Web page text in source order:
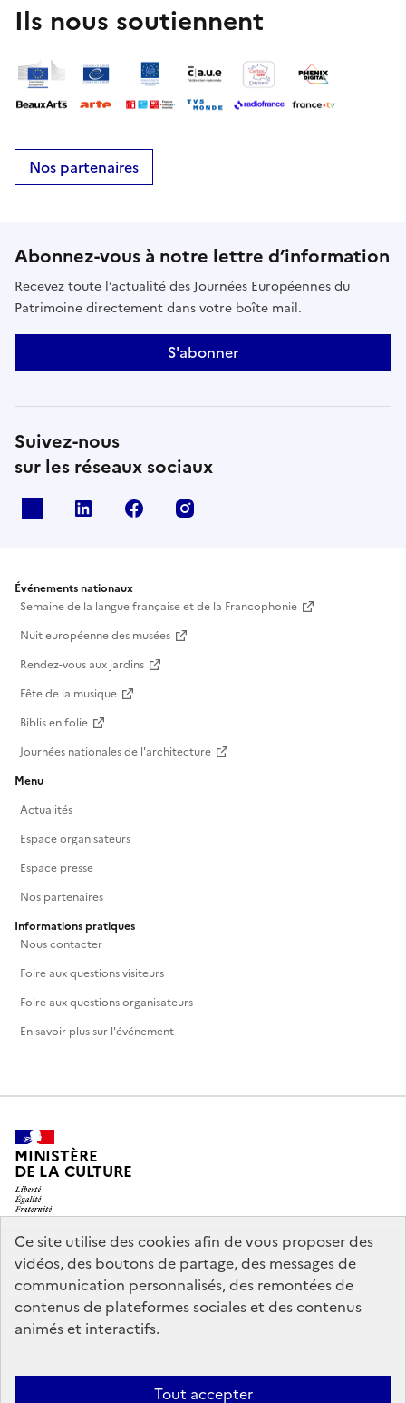
Ce site utilise des cookies afin de vous proposer des
vidéos, des boutons de partage, des messages de
communication personnalisés, des remontées de
contenus de plateformes sociales et des contenus
animés et interactifs.
Tout accepter
Ils nous soutiennent
Nos partenaires
Abonnez-vous à notre lettre d’information
Recevez toute l’actualité des Journées Européennes du
Patrimoine directement dans votre boîte mail.
S'abonner
Suivez-nous
sur les réseaux sociaux
Linkedin Facebook
Événements nationaux
Semaine de la langue française et de la Francophonie
Nuit européenne des musées
Rendez-vous aux jardins
Fête de la musique
Biblis en folie
Journées nationales de l'architecture
Menu
Actualités
Espace organisateurs
Espace presse
Nos partenaires
Informations pratiques
Nous contacter
Foire aux questions visiteurs
Foire aux questions organisateurs
En savoir plus sur l'événement
MINISTÈRE
DE LA CULTURE
legifrance.gouv.fr
info.gouv.fr
service-public.gouv.fr
data.gouv.fr
Mentions légales